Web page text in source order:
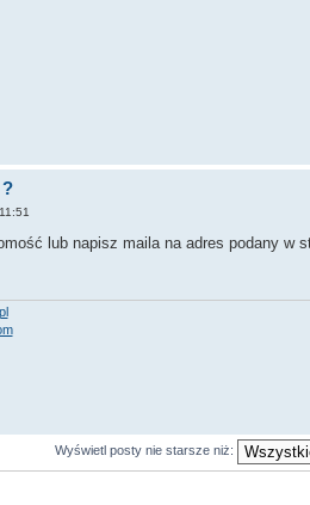
lub napisz maila na adres podany w
Wyświetl posty nie starsze niż: